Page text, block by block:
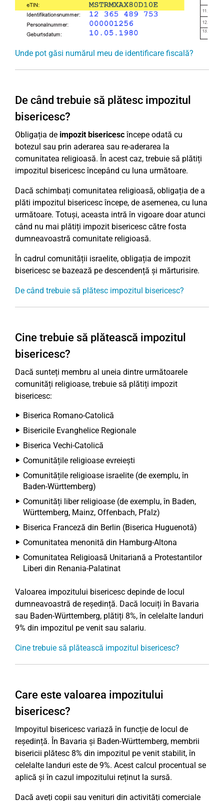
Unde pot găsi numărul meu de identificare fiscală?
De când trebuie să plătesc impozitul
bisericesc?
Obligația de impozit bisericescîncepe odată cu
botezul sau prin aderarea sau re-aderarea la
comunitatea religioasă. În acest caz, trebuie să plătiți
impozitul bisericesc începând cu luna următoare.
Dacă schimbați comunitatea religioasă, obligația de a
plăti impozitul bisericesc începe, de asemenea, cu luna
următoare. Totuși, aceasta intră în vigoare doar atunci
când nu mai plătiți impozit bisericesc către fosta
dumneavoastră comunitate religioasă.
În cadrul comunității israelite, obligația de impozit
bisericesc se bazează pe descendență și mărturisire.
De când trebuie să plătesc impozitul bisericesc?
Cine trebuie să plătească impozitul
bisericesc?
Dacă sunteți membru al uneia dintre următoarele
comunități religioase, trebuie să plătiți impozit
bisericesc:
Biserica Romano-Catolică
Bisericile Evanghelice Regionale
Biserica Vechi-Catolică
Comunitățile religioase evreiești
Comunitățile religioase israelite (de exemplu, în
Baden-Württemberg)
Comunități liber religioase (de exemplu, în Baden,
Württemberg, Mainz, Offenbach, Pfalz)
Biserica Franceză din Berlin (Biserica Huguenotă)
Comunitatea menonită din Hamburg-Altona
Comunitatea Religioasă Unitariană a Protestantilor
Liberi din Renania-Palatinat
Valoarea impozitului bisericesc depinde de locul
dumneavoastră de reședință. Dacă locuiți în Bavaria
sau Baden-Württemberg, plătiți 8%, în celelalte landuri
9% din impozitul pe venit sau salariu.
Cine trebuie să plătească impozitul bisericesc?
Care este valoarea impozitului
bisericesc?
Impoyitul bisericesc variază în funcție de locul de
reședință. În Bavaria și Baden-Württemberg, membrii
bisericii plătesc 8% din impozitul pe venit stabilit, în
celelalte landuri este de 9%. Acest calcul procentual se
aplică și în cazul impozitului reținut la sursă.
Dacă aveți copii sau venituri din activități comerciale